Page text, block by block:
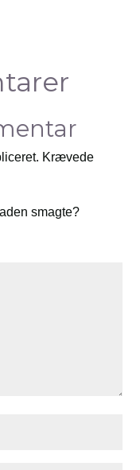
Krævede
smagte?